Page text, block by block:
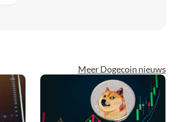
Meer Dogecoin nieuws